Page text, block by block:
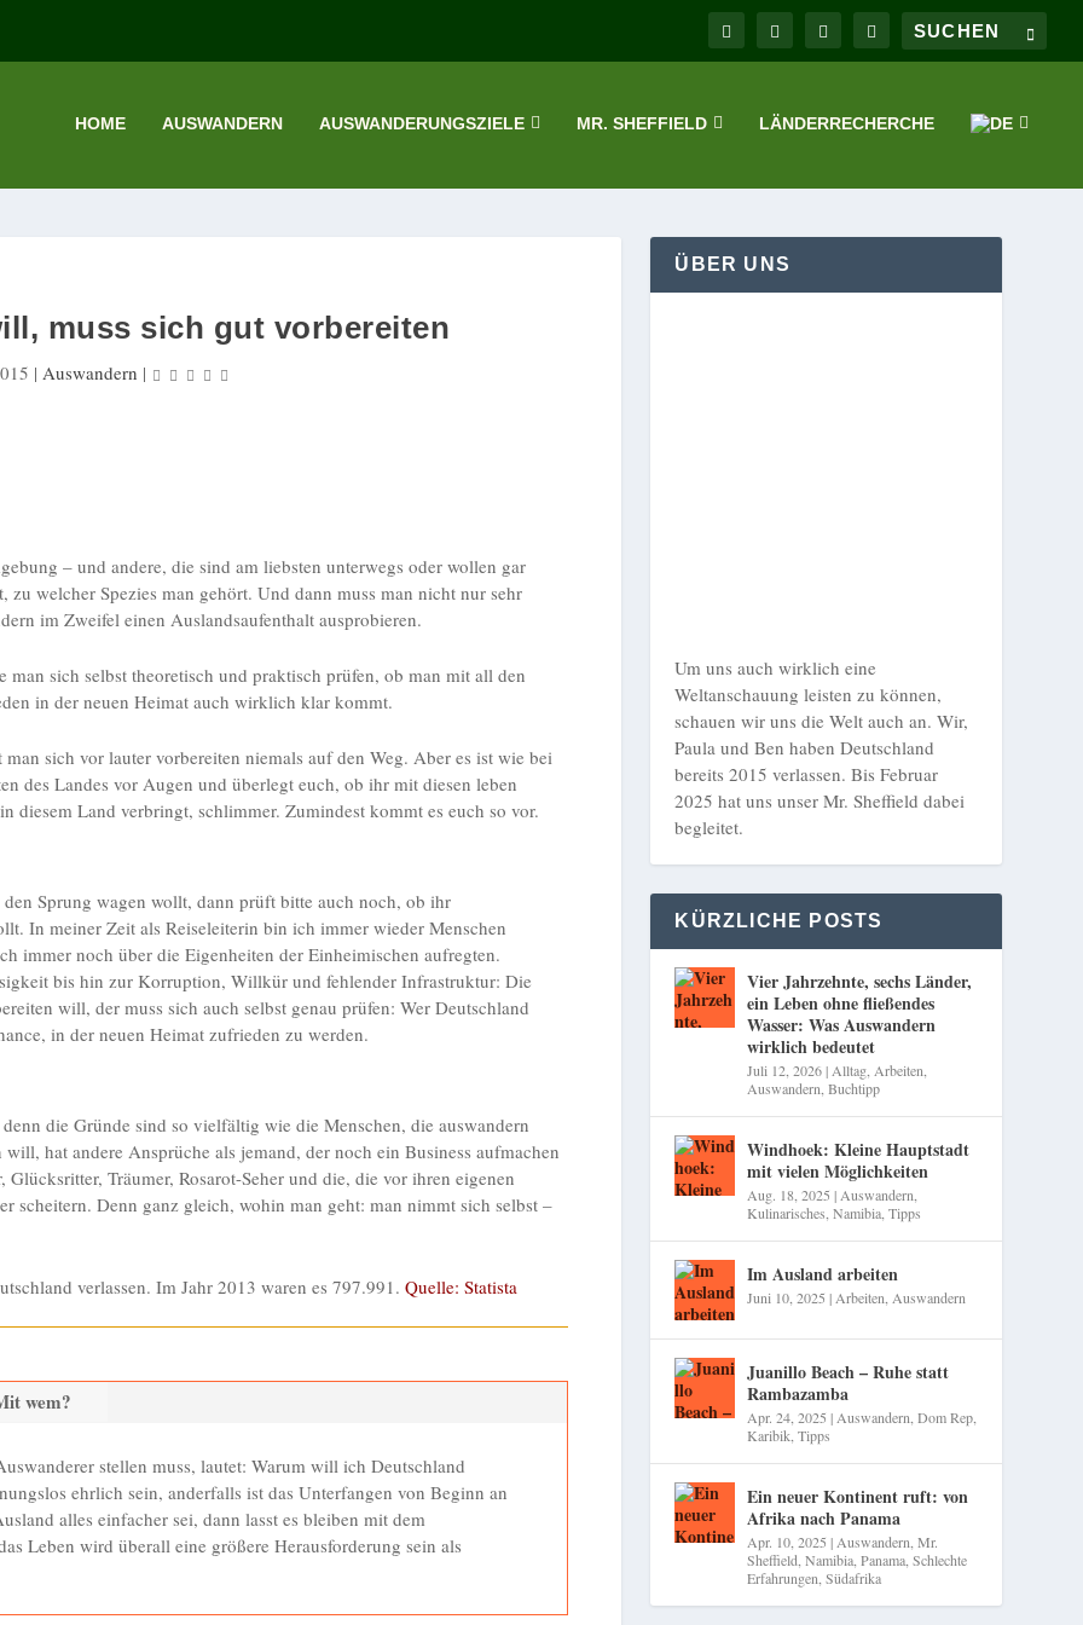
HOME AUSWANDERN AUSWANDERUNGSZIELE MR. SHEFFIELD LÄNDERRECHERCHE
muss sich gut vorbereiten
| Auswandern |
– und andere, die sind am liebsten unterwegs oder wollen gar
welcher Spezies man gehört. Und dann muss man nicht nur sehr
im Zweifel einen Auslandsaufenthalt ausprobieren.
sich selbst theoretisch und praktisch prüfen, ob man mit all den
in der neuen Heimat auch wirklich klar kommt.
sich vor lauter vorbereiten niemals auf den Weg. Aber es ist wie bei
des Landes vor Augen und überlegt euch, ob ihr mit diesen leben
diesem Land verbringt, schlimmer. Zumindest kommt es euch so vor.
Sprung wagen wollt, dann prüft bitte auch noch, ob ihr
In meiner Zeit als Reiseleiterin bin ich immer wieder Menschen
immer noch über die Eigenheiten der Einheimischen aufregten.
bis hin zur Korruption, Willkür und fehlender Infrastruktur: Die
will, der muss sich auch selbst genau prüfen: Wer Deutschland
in der neuen Heimat zufrieden zu werden.
die Gründe sind so vielfältig wie die Menschen, die auswandern
hat andere Ansprüche als jemand, der noch ein Business aufmachen
Träumer, Rosarot-Seher und die, die vor ihren eigenen
scheitern. Denn ganz gleich, wohin man geht: man nimmt sich selbst –
verlassen. Im Jahr 2013 waren es 797.991. Quelle: Statista
wem?
stellen muss, lautet: Warum will ich Deutschland
ehrlich sein, anderfalls ist das Unterfangen von Beginn an
alles einfacher sei, dann lasst es bleiben mit dem
Leben wird überall eine größere Herausforderung sein als
ÜBER UNS
Um uns auch wirklich eine
Weltanschauung leisten zu können,
schauen wir uns die Welt auch an. Wir,
Paula und Ben haben Deutschland
bereits 2015 verlassen. Bis Februar
2025 hat uns unser Mr. Sheffield dabei
begleitet.
KÜRZLICHE POSTS
Vier Jahrzehnte, sechs Länder,
ein Leben ohne fließendes
Wasser: Was Auswandern
wirklich bedeutet
Juli 12, 2026|Alltag,Arbeiten,
Auswandern,Buchtipp
Windhoek: Kleine Hauptstadt
mit vielen Möglichkeiten
Aug. 18, 2025 |Auswandern,
Kulinarisches,Namibia,Tipps
Im Ausland arbeiten
Juni 10, 2025 |Arbeiten,Auswandern
Juanillo Beach – Ruhe statt
Rambazamba
Apr. 24, 2025 |Auswandern,Dom Rep,
Karibik,Tipps
Ein neuer Kontinent ruft: von
Afrika nach Panama
Apr. 10, 2025 |Auswandern,Mr.
Sheffield,Namibia,Panama,Schlechte
Erfahrungen,Südafrika